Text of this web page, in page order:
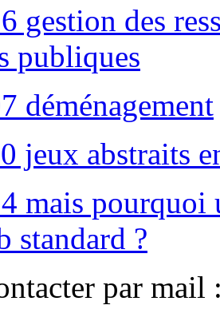
gestion des
publiques
déménagement
jeux abstraits
mais pourquoi
standard ?
par